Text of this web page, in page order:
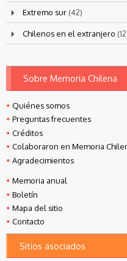
Extremo sur (42)
Chilenos en el extranjero
Sobre Memoria Chilena
Quiénes somos
Preguntas frecuentes
Créditos
Colaboraron en Memoria
Agradecimientos
Memoria anual
Boletín
Mapa del sitio
Contacto
Sitios asociados